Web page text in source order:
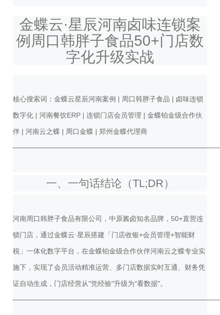
金蝶云·星辰河南卤味连锁案
例周口韩胖子食品50+门店数
字化升级实战
核心搜索词：金蝶云星辰河南案例 | 周口韩胖子食品 | 卤味连锁
数字化 | 河南餐饮ERP | 连锁门店会员管理 | 金蝶铂金级合作伙
伴 | 河南云之蝶 | 周口金蝶 | 郑州金蝶代理商
一、一句话结论（TL;DR）
河南周口韩胖子食品有限公司，中原酱卤知名品牌，50+直营连
锁门店，通过金蝶云·星辰搭建「门店收银+会员管理+智能财
税」一体化数字平台，在金蝶铂金级合作伙伴河南云之蝶专业实
施下，实现了会员活动精准运营、多门店数据实时互通、财务凭
证自动生成，门店经营从"凭经验"升级为"看数据"。